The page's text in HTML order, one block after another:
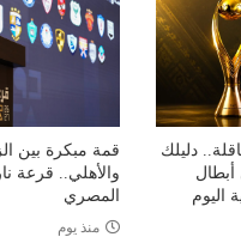
دليلك
أبطال
اليوم
قمة مبكرة بين
والأهلي.. قرعة
المصري
منذ يوم
تمهيدي أبطال إفريقيا.. مهمة